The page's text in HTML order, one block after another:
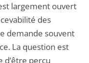
largement ouvert
des
demande souvent
La question est
d’être perçu